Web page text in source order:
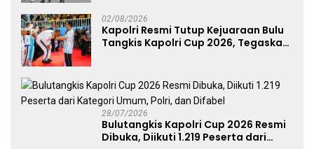
02/08/2026
Kapolri Resmi Tutup Kejuaraan Bulu
Tangkis Kapolri Cup 2026, Tegaskan
28/07/2026
Bulutangkis Kapolri Cup 2026 Resmi
Dibuka, Diikuti 1.219 Peserta dari